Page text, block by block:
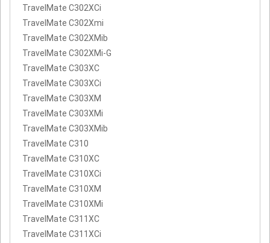
TravelMate C302XCi
TravelMate C302Xmi
TravelMate C302XMib
TravelMate C302XMi-G
TravelMate C303XC
TravelMate C303XCi
TravelMate C303XM
TravelMate C303XMi
TravelMate C303XMib
TravelMate C310
TravelMate C310XC
TravelMate C310XCi
TravelMate C310XM
TravelMate C310XMi
TravelMate C311XC
TravelMate C311XCi